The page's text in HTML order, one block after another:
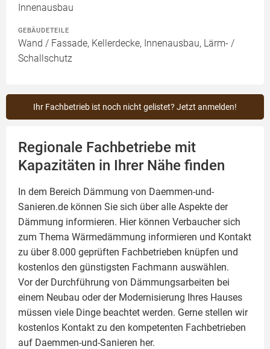
Innenausbau
GEBÄUDETEILE
Wand / Fassade, Kellerdecke, Innenausbau, Lärm- /
Schallschutz
Ihr Fachbetrieb ist noch nicht gelistet? Jetzt anmelden!
Regionale Fachbetriebe mit
Kapazitäten in Ihrer Nähe finden
In dem Bereich Dämmung von Daemmen-und-
Sanieren.de können Sie sich über alle Aspekte der
Dämmung informieren. Hier können Verbaucher sich
zum Thema Wärmedämmung informieren und Kontakt
zu über 8.000 geprüften Fachbetrieben knüpfen und
kostenlos den günstigsten Fachmann auswählen.
Vor der Durchführung von Dämmungsarbeiten bei
einem Neubau oder der Modernisierung Ihres Hauses
müssen viele Dinge beachtet werden. Gerne stellen wir
kostenlos Kontakt zu den kompetenten Fachbetrieben
auf Daemmen-und-Sanieren her.